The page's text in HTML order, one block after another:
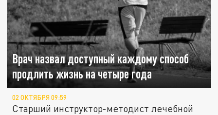
Врач назвал доступный каждому способ
продлить жизнь на четыре года
02 ОКТЯБРЯ 09:59
Старший инструктор-методист лечебной